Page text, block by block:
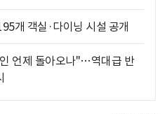
개 객실·다이닝 시설 공개
언제 돌아오나"…역대급 반